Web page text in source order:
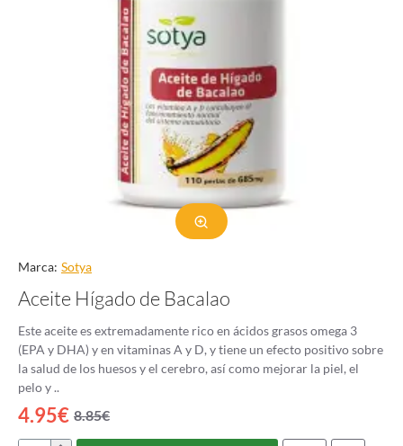
Marca: Sotya
Aceite Hígado de Bacalao
Este aceite es extremadamente rico en ácidos grasos omega 3
(EPA y DHA) y en vitaminas A y D, y tiene un efecto positivo sobre
la salud de los huesos y el cerebro, así como mejorar la piel, el
pelo y ..
4.95€ 8.85€